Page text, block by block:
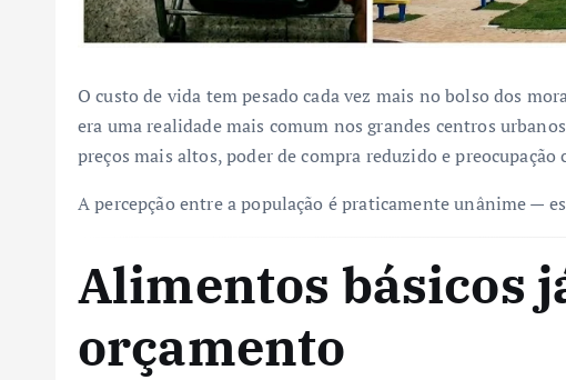
O custo de vida tem pesado cada vez mais no bolso dos
era uma realidade mais comum nos grandes centros
preços mais altos, poder de compra reduzido e
A percepção entre a população é praticamente unânime —
Alimentos básicos
orçamento